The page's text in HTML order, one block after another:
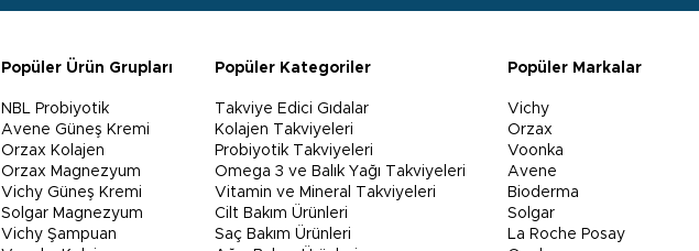
Popüler Ürün Grupları
NBL Probiyotik
Avene Güneş Kremi
Orzax Kolajen
Orzax Magnezyum
Vichy Güneş Kremi
Solgar Magnezyum
Vichy Şampuan
Popüler Kategoriler
Takviye Edici Gıdalar
Kolajen Takviyeleri
Probiyotik Takviyeleri
Omega 3 ve Balık Yağı Takviyeleri
Vitamin ve Mineral Takviyeleri
Cilt Bakım Ürünleri
Saç Bakım Ürünleri
Popüler Markalar
Vichy
Orzax
Voonka
Avene
Bioderma
Solgar
La Roche Posay